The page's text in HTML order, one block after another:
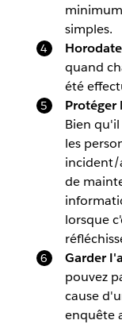
simples.
quand
été
Protéger
Bien
les
incident/
de
lorsque
Garder
pouvez
cause
enquête